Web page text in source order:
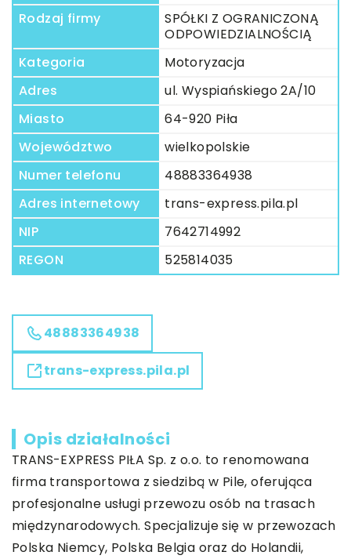
Rodzaj firmy
SPÓŁKI Z OGRANICZONĄ
ODPOWIEDZIALNOŚCIĄ
Kategoria
Motoryzacja
Adres
ul. Wyspiańskiego 2A/10
Miasto
64-920 Piła
Województwo
wielkopolskie
Numer telefonu
48883364938
Adres internetowy
trans-express.pila.pl
NIP
7642714992
REGON
525814035
48883364938
trans-express.pila.pl
Opis działalności
TRANS-EXPRESS PIŁA Sp. z o.o. to renomowana
firma transportowa z siedzibą w Pile, oferująca
profesjonalne usługi przewozu osób na trasach
międzynarodowych. Specjalizuje się w przewozach
Polska Niemcy, Polska Belgia oraz do Holandii,